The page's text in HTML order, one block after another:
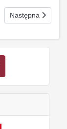
Następna strona:
Następna